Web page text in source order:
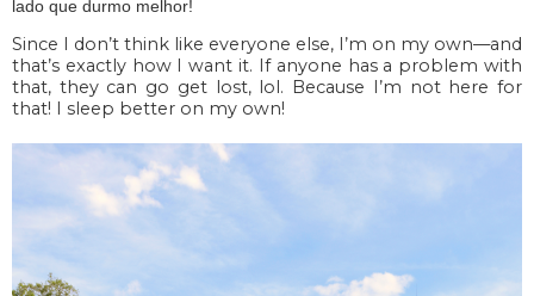
lado que durmo melhor!
Since I don’t think like everyone else, I’m on my own—and
that’s exactly how I want it. If anyone has a problem with
that, they can go get lost, lol. Because I’m not here for
that! I sleep better on my own!